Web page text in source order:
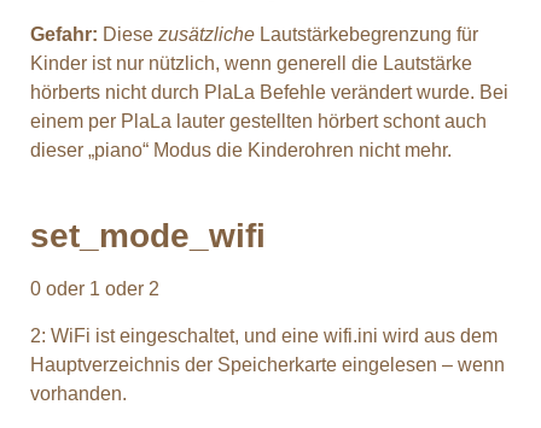
Gefahr: Diese zusätzliche Lautstärkebegrenzung für
Kinder ist nur nützlich, wenn generell die Lautstärke
hörberts nicht durch PlaLa Befehle verändert wurde. Bei
einem per PlaLa lauter gestellten hörbert schont auch
dieser „piano“ Modus die Kinderohren nicht mehr.
set_mode_wifi
0 oder 1 oder 2
2: WiFi ist eingeschaltet, und eine wifi.ini wird aus dem
Hauptverzeichnis der Speicherkarte eingelesen – wenn
vorhanden.